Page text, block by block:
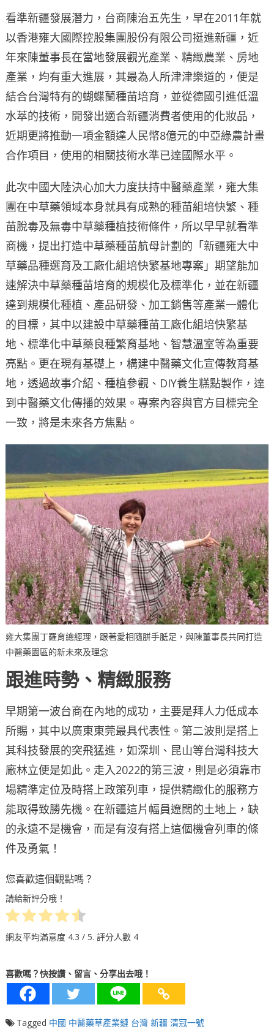
看準新疆發展潛力，台商陳治五先生，早在2011年就
以香港雍大國際控股集團股份有限公司挺進新疆，近
年來陳董事長在當地發展觀光產業、精緻農業、房地
產業，均有重大進展，其最為人所津津樂道的，便是
結合台灣特有的蝴蝶蘭種苗培育，並從德國引進低溫
水萃的技術，開發出適合新疆消費者使用的化妝品，
近期更將推動一項金額達人民幣8億元的中亞綠農計畫
合作項目，使用的相關技術水準已達國際水平。
此次中國大陸決心加大力度扶持中醫藥產業，雍大集
團在中草藥領域本身就具有成熟的種苗組培快繁、種
苗脫毒及無毒中草藥種植技術條件，所以早早就看準
商機，提出打造中草藥種苗航母計劃的「新疆雍大中
草藥品種選育及工廠化組培快繁基地專案」期望能加
速解決中草藥種苗培育的規模化及標準化，並在新疆
達到規模化種植、產品研發、加工銷售等產業一體化
的目標，其中以建設中草藥種苗工廠化組培快繁基
地、標準化中草藥良種繁育基地、智慧溫室等為重要
亮點。更在現有基礎上，構建中醫藥文化宣傳教育基
地，透過故事介紹、種植參觀、DIY養生糕點製作，達
到中醫藥文化傳播的效果。專案內容與官方目標完全
一致，將是未來各方焦點。
雍大集團丁羅育總經理，跟著愛相隨胼手胝足，與陳董事長共同打造
中醫藥園區的新未來及理念
跟進時勢、精緻服務
早期第一波台商在內地的成功，主要是拜人力低成本
所賜，其中以廣東東莞最具代表性。第二波則是搭上
其科技發展的突飛猛進，如深圳、昆山等台灣科技大
廠林立便是如此。走入2022的第三波，則是必須靠市
場精準定位及時搭上政策列車，提供精緻化的服務方
能取得致勝先機。在新疆這片幅員遼闊的土地上，缺
的永遠不是機會，而是有沒有搭上這個機會列車的條
件及勇氣！
您喜歡這個觀點嗎？
請給新評分哦！
網友平均滿意度 4.3 / 5. 評分人數 4
喜歡嗎？快按讚、留言、分享出去哦！
Tagged 中國 中醫藥草產業鏈 台灣 新疆 清冠一號